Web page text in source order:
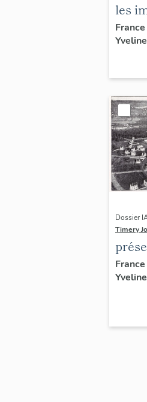
les
du
France
Dossier
Timery
France